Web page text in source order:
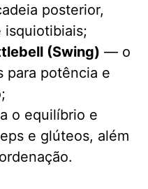
posterior,
isquiotibiais;
(Swing) — o
para potência e
o equilíbrio e
e glúteos, além